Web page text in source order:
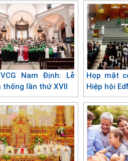
Nam Định: Lễ
thống lần thứ XVII
Họp mặt
Hiệp hội
Côi Bùi Chu